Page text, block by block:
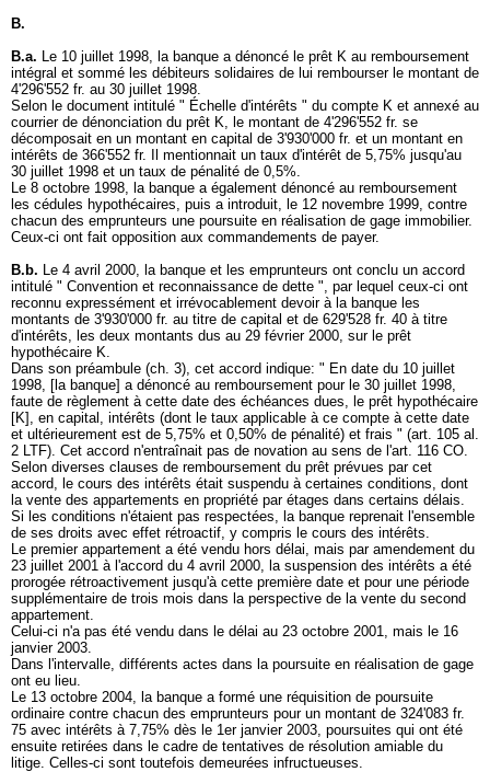
B.
B.a. Le 10 juillet 1998, la banque a dénoncé le prêt K au remboursement
intégral et sommé les débiteurs solidaires de lui rembourser le montant de
4'296'552 fr. au 30 juillet 1998.
Selon le document intitulé " Échelle d'intérêts " du compte K et annexé au
courrier de dénonciation du prêt K, le montant de 4'296'552 fr. se
décomposait en un montant en capital de 3'930'000 fr. et un montant en
intérêts de 366'552 fr. Il mentionnait un taux d'intérêt de 5,75% jusqu'au
30 juillet 1998 et un taux de pénalité de 0,5%.
Le 8 octobre 1998, la banque a également dénoncé au remboursement
les cédules hypothécaires, puis a introduit, le 12 novembre 1999, contre
chacun des emprunteurs une poursuite en réalisation de gage immobilier.
Ceux-ci ont fait opposition aux commandements de payer.
B.b. Le 4 avril 2000, la banque et les emprunteurs ont conclu un accord
intitulé " Convention et reconnaissance de dette ", par lequel ceux-ci ont
reconnu expressément et irrévocablement devoir à la banque les
montants de 3'930'000 fr. au titre de capital et de 629'528 fr. 40 à titre
d'intérêts, les deux montants dus au 29 février 2000, sur le prêt
hypothécaire K.
Dans son préambule (ch. 3), cet accord indique: " En date du 10 juillet
1998, [la banque] a dénoncé au remboursement pour le 30 juillet 1998,
faute de règlement à cette date des échéances dues, le prêt hypothécaire
[K], en capital, intérêts (dont le taux applicable à ce compte à cette date
et ultérieurement est de 5,75% et 0,50% de pénalité) et frais " (art. 105 al.
2 LTF). Cet accord n'entraînait pas de novation au sens de l'art. 116 CO.
Selon diverses clauses de remboursement du prêt prévues par cet
accord, le cours des intérêts était suspendu à certaines conditions, dont
la vente des appartements en propriété par étages dans certains délais.
Si les conditions n'étaient pas respectées, la banque reprenait l'ensemble
de ses droits avec effet rétroactif, y compris le cours des intérêts.
Le premier appartement a été vendu hors délai, mais par amendement du
23 juillet 2001 à l'accord du 4 avril 2000, la suspension des intérêts a été
prorogée rétroactivement jusqu'à cette première date et pour une période
supplémentaire de trois mois dans la perspective de la vente du second
appartement.
Celui-ci n'a pas été vendu dans le délai au 23 octobre 2001, mais le 16
janvier 2003.
Dans l'intervalle, différents actes dans la poursuite en réalisation de gage
ont eu lieu.
Le 13 octobre 2004, la banque a formé une réquisition de poursuite
ordinaire contre chacun des emprunteurs pour un montant de 324'083 fr.
75 avec intérêts à 7,75% dès le 1er janvier 2003, poursuites qui ont été
ensuite retirées dans le cadre de tentatives de résolution amiable du
litige. Celles-ci sont toutefois demeurées infructueuses.